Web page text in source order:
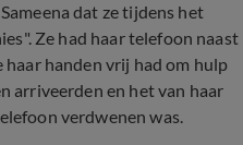
dat ze tijdens het
Ze had haar telefoon naast
haar handen vrij had om hulp
arriveerden en het van haar
verdwenen was.